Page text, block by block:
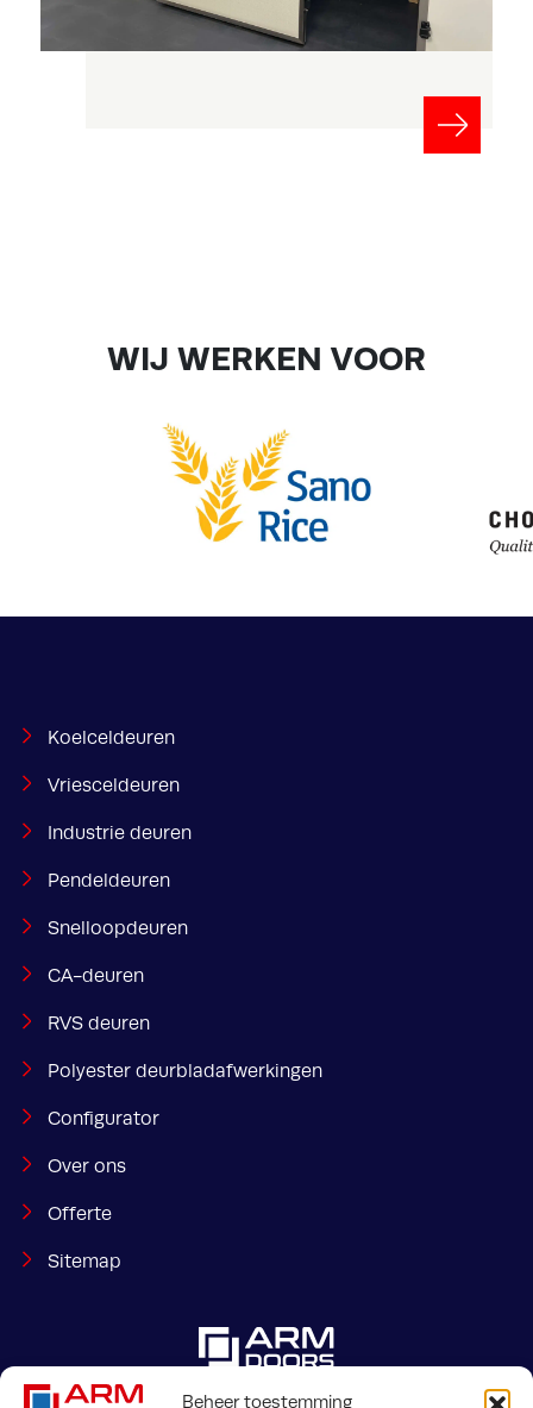
Beheer toestemming
WIJ WERKEN VOOR
Koelceldeuren
Vriesceldeuren
Industrie deuren
Pendeldeuren
Snelloopdeuren
CA-deuren
RVS deuren
Polyester deurbladafwerkingen
Configurator
Over ons
Offerte
Sitemap